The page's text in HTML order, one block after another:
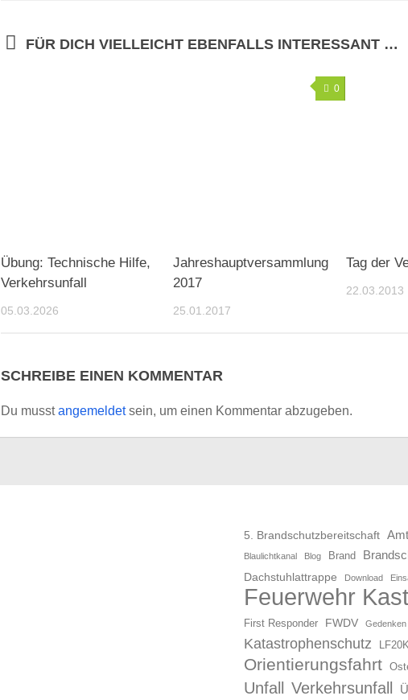
FÜR DICH VIELLEICHT EBENFALLS INTERESSANT …
Übung: Technische Hilfe,
Verkehrsunfall
05.03.2026
0
Jahreshauptversammlung
2017
25.01.2017
Tag der
22.03.2013
SCHREIBE EINEN KOMMENTAR
Du musstangemeldetsein, um einen Kommentar abzugeben.
5. Brandschutzbereitschaft
Blaulichtkanal Blog Brand
Dachstuhlattrappe
Download
Feuerwehr
First Responder
FWDV Gedenken
Katastrophenschutz
Orientierungsfahrt
Unfall Verkehrsunfall